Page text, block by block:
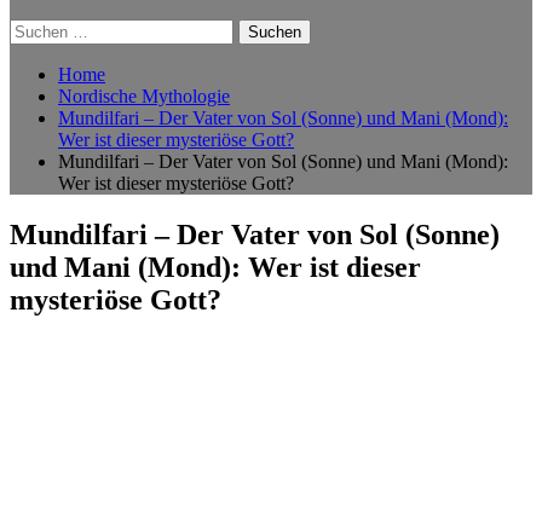
Suchen
nach:
Home
Nordische Mythologie
Mundilfari – Der Vater von Sol (Sonne) und Mani (Mond):
Wer ist dieser mysteriöse Gott?
Mundilfari – Der Vater von Sol (Sonne) und Mani (Mond):
Wer ist dieser mysteriöse Gott?
Mundilfari – Der Vater von Sol (Sonne)
und Mani (Mond): Wer ist dieser
mysteriöse Gott?